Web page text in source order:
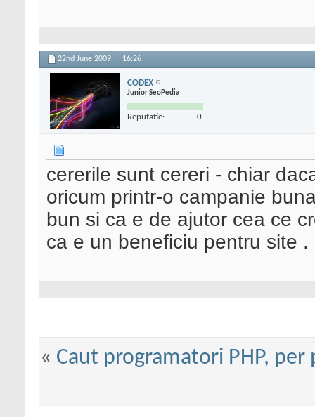
22nd June 2009, 16:26
CODEX
Junior SeoPedia
Reputatie: 0
cererile sunt cereri - chiar
oricum printr-o campanie
bun si ca e de ajutor cea ce
ca e un beneficiu pentru site .
« Caut programatori PHP, per